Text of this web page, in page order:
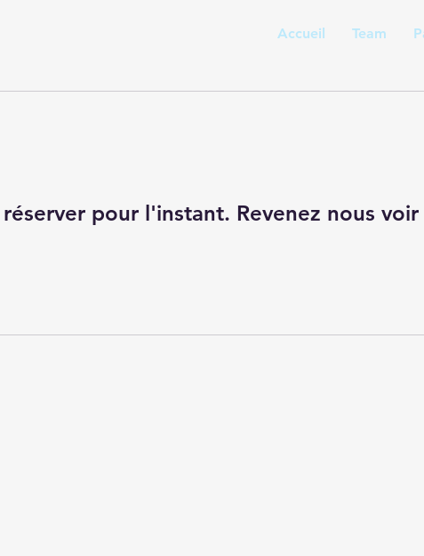
Accueil Team
réserver pour l'instant. Revenez nous